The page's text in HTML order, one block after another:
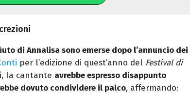
di Annalisa sono emerse dopo l’annuncio dei
per l’edizione di quest’anno del Festival di
la cantante avrebbe espresso disappunto
dovuto condividere il palco, affermando: